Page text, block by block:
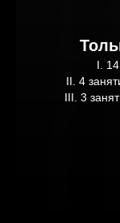
I.
II. 4
III. 3